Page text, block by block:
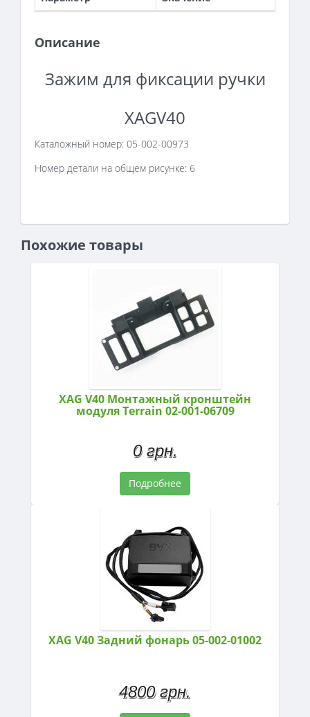
Описание
Зажим для фиксации ручки
XAGV40
Каталожный номер: 05-002-00973
Номер детали на общем рисунке: 6
Похожие товары
XAG V40 Монтажный кронштейн
модуля Terrain 02-001-06709
0 грн.
Подробнее
XAG V40 Задний фонарь 05-002-01002
4800 грн.